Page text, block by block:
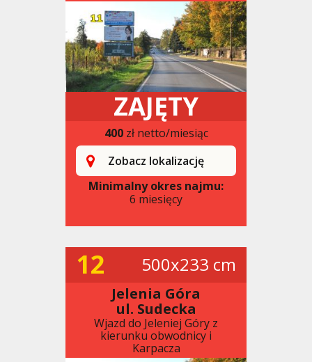
ZAJĘTY
400zł netto/miesiąc
Zobacz lokalizację
Minimalny okres najmu:
6 miesięcy
12 500x233 cm
Jelenia Góra
ul. Sudecka
Wjazd do Jeleniej Góry z
kierunku obwodnicy i
Karpacza